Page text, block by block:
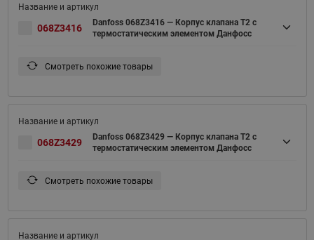
068Z3416
Danfoss 068Z3416 — Корпус клапана T2 с
термостатическим элементом Данфосс
Смотреть похожие товары
068Z3429
Danfoss 068Z3429 — Корпус клапана T2 с
термостатическим элементом Данфосс
Смотреть похожие товары